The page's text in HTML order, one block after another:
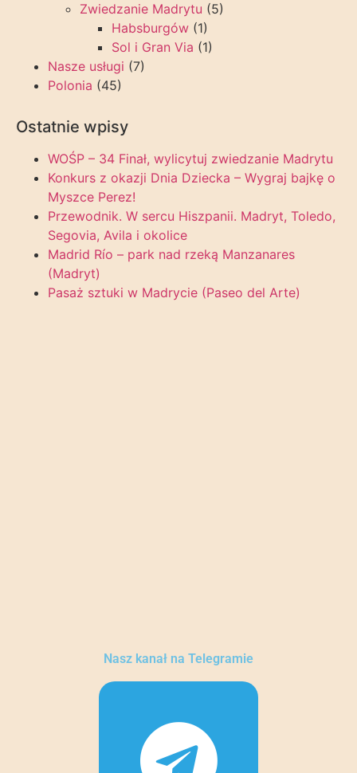
Zwiedzanie Madrytu (5)
Habsburgów (1)
Sol i Gran Via (1)
Nasze usługi (7)
Polonia (45)
Ostatnie wpisy
WOŚP – 34 Finał, wylicytuj zwiedzanie Madrytu
Konkurs z okazji Dnia Dziecka – Wygraj bajkę o
Myszce Perez!
Przewodnik. W sercu Hiszpanii. Madryt, Toledo,
Segovia, Avila i okolice
Madrid Río – park nad rzeką Manzanares
(Madryt)
Pasaż sztuki w Madrycie (Paseo del Arte)
Nasz kanał na Telegramie